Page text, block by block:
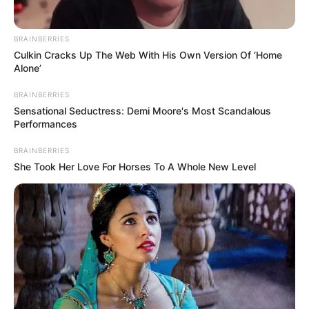
σημείο έσπευσαν δυνάμεις της Τροχαίας
προκειμένου να ρυθμίσουν την κυκλοφορία των
υπολοίπων οχημάτων, καθώς στο συγκεκριμένο
οδικό άξονα δημιουργήθηκε προσωρινή
κυκλοφοριακή συμφόρηση και σχηματίστηκαν
του ΕΚΑΒ, τα πληρώματα των οποίων
προσέφεραν τις πρώτες βοήθειες στους
τραυματίες και στη συνέχεια τους μετέφεραν
εσπευσμένα στο νοσοκομείο για την παροχή
της απαραίτητης ιατρικής φροντίδας.
Μέχρι στιγμής, οι θεράποντες ιατροί δεν έχουν
BRAINBERRIES
Culkin Cracks Up The Web With His Own Version Of ‘Home
Alone’
BRAINBERRIES
Sensational Seductress: Demi Moore's Most Scandalous
Performances
BRAINBERRIES
She Took Her Love For Horses To A Whole New Level